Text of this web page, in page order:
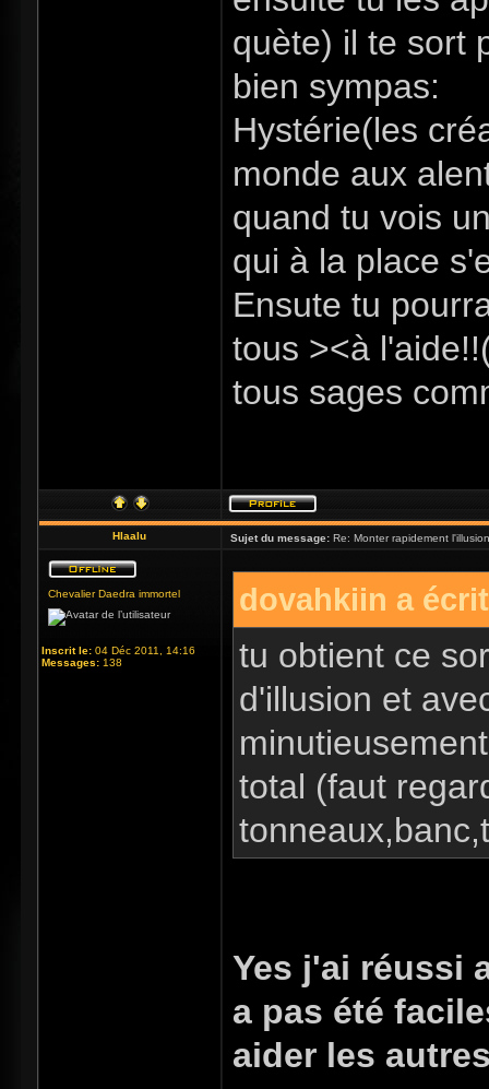
quète) il te sort
bien sympas:
Hystérie(les
monde aux
quand tu vois
qui à la place
Ensute tu
tous ><à
tous sages
Hlaalu Sujet du message: Re: Monter rapidement
Chevalier Daedra immortel
Inscrit le: 04 Déc 2011, 14:16
Messages: 138
dovahkiin a
tu obtient ce
d'illusion et
total (faut
Yes j'ai réussi
a pas été
aider les